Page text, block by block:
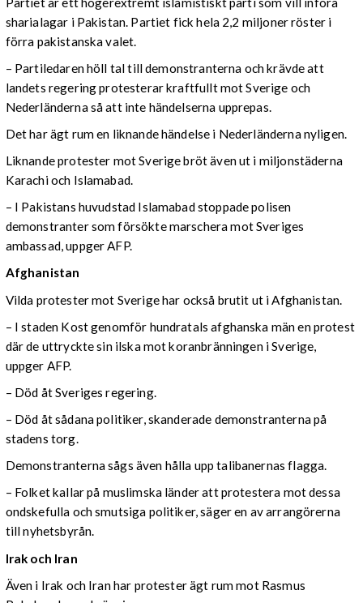
sharialagar i Pakistan. Partiet fick hela 2,2 miljoner röster i
förra pakistanska valet.
– Partiledaren höll tal till demonstranterna och krävde att
landets regering protesterar kraftfullt mot Sverige och
Nederländerna så att inte händelserna upprepas.
Det har ägt rum en liknande händelse i Nederländerna nyligen.
Liknande protester mot Sverige bröt även ut i miljonstäderna
Karachi och Islamabad.
– I Pakistans huvudstad Islamabad stoppade polisen
demonstranter som försökte marschera mot Sveriges
ambassad, uppger AFP.
Afghanistan
Vilda protester mot Sverige har också brutit ut i Afghanistan.
– I staden Kost genomför hundratals afghanska män en protest
där de uttryckte sin ilska mot koranbränningen i Sverige,
uppger AFP.
– Död åt Sveriges regering.
– Död åt sådana politiker, skanderade demonstranterna på
stadens torg.
Demonstranterna sågs även hålla upp talibanernas flagga.
– Folket kallar på muslimska länder att protestera mot dessa
ondskefulla och smutsiga politiker, säger en av arrangörerna
till nyhetsbyrån.
Irak och Iran
Även i Irak och Iran har protester ägt rum mot Rasmus